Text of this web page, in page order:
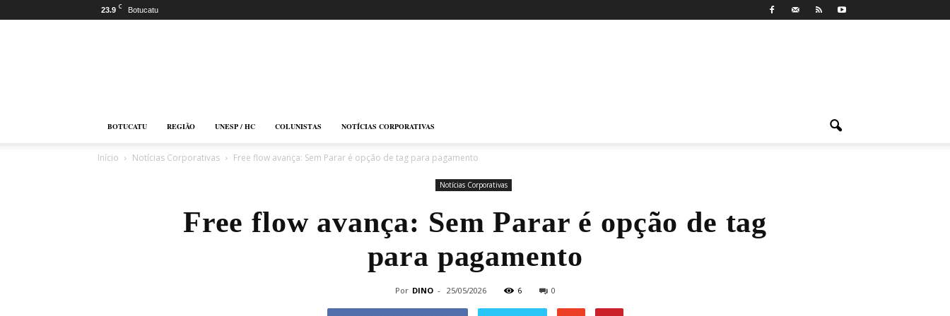
23.9 C Botucatu
BOTUCATU REGIÃO UNESP / HC COLUNISTAS NOTÍCIAS CORPORATIVAS
Início Notícias Corporativas Free flow avança: Sem Parar é opção de tag para pagamento
Notícias Corporativas
Free flow avança: Sem Parar é opção de tag
para pagamento
Por DINO - 25/05/2026 6 0